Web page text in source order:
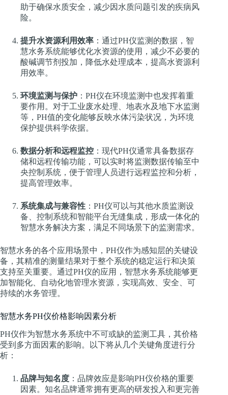
助于确保水质安全，减少因水质问题引发的疾病风
险。
提升水资源利用效率 ：通过PH仪监测的数据，智
慧水务系统能够优化水资源的使用，减少不必要的
酸碱调节剂投加，降低水处理成本，提高水资源利
用效率。
环境监测与保护 ：PH仪在环境监测中也发挥着重
要作用。对于工业废水处理、地表水及地下水监测
等，PH值的变化能够反映水体污染状况，为环境
保护提供科学依据。
数据分析和远程监控 ：现代PH仪通常具备数据存
储和远程传输功能，可以实时将监测数据传输至中
央控制系统，便于管理人员进行远程监控和分析，
提高管理效率。
系统集成与兼容性 ：PH仪可以与其他水质监测设
备、控制系统和智能平台无缝集成，形成一体化的
智慧水务解决方案，满足不同场景下的监测需求。
智慧水务的各个应用场景中，PH仪作为感知层的关键设
备，其精准的测量结果对于整个系统的稳定运行和决策
支持至关重要。通过PH仪的应用，智慧水务系统能够更
加智能化、自动化地管理水资源，实现高效、安全、可
持续的水务管理。
智慧水务PH仪价格影响因素分析
PH仪作为智慧水务系统中不可或缺的监测工具，其价格
受到多方面因素的影响。以下将从几个关键角度进行分
析：
品牌与知名度 ：品牌效应是影响PH仪价格的重要
因素。知名品牌通常拥有更高的研发投入和更完善